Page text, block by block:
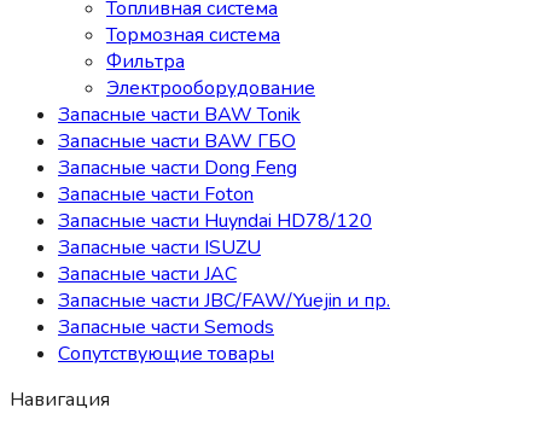
Топливная система
Тормозная система
Фильтра
Электрооборудование
Запасные части BAW Tonik
Запасные части BAW ГБО
Запасные части Dong Feng
Запасные части Foton
Запасные части Huyndai HD78/120
Запасные части ISUZU
Запасные части JAC
Запасные части JBC/FAW/Yuejin и пр.
Запасные части Semods
Сопутствующие товары
Навигация